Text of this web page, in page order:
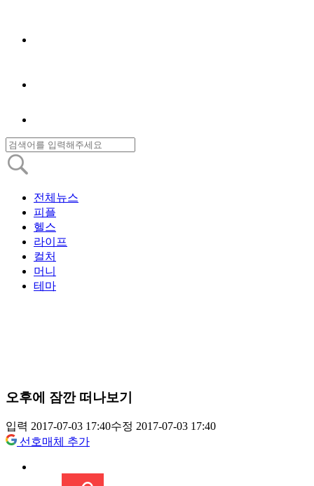
전체뉴스
피플
헬스
라이프
컬처
머니
테마
오후에 잠깐 떠나보기
입력 2017-07-03 17:40수정 2017-07-03 17:40
선호매체 추가